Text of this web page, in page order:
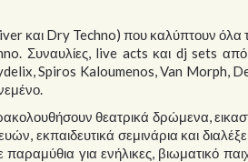
και Dry Techno) που καλύπτουν όλα
Συναυλίες, live acts και dj sets από
Spiros Kaloumenos, Van Morph,
θεατρικά δρώμενα,
εκπαιδευτικά σεμινάρια και
για ενήλικες, βιωματικό